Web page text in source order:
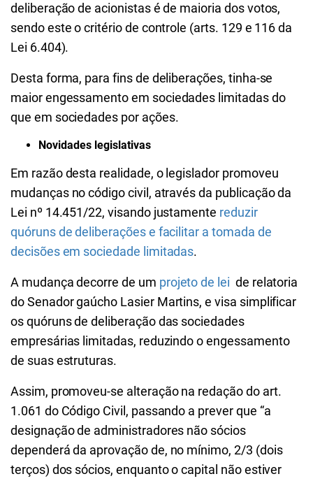
deliberação de acionistas é de maioria dos votos,
sendo este o critério de controle (arts. 129 e 116 da
Lei 6.404).
Desta forma, para fins de deliberações, tinha-se
maior engessamento em sociedades limitadas do
que em sociedades por ações.
Novidades legislativas
Em razão desta realidade, o legislador promoveu
mudanças no código civil, através da publicação da
Lei nº 14.451/22, visando justamente reduzir
quóruns de deliberações e facilitar a tomada de
decisões em sociedade limitadas.
A mudança decorre de um projeto de lei de relatoria
do Senador gaúcho Lasier Martins, e visa simplificar
os quóruns de deliberação das sociedades
empresárias limitadas, reduzindo o engessamento
de suas estruturas.
Assim, promoveu-se alteração na redação do art.
1.061 do Código Civil, passando a prever que “a
designação de administradores não sócios
dependerá da aprovação de, no mínimo, 2/3 (dois
terços) dos sócios, enquanto o capital não estiver